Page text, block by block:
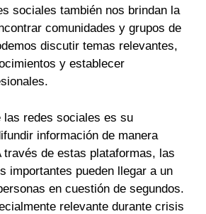
sociales también nos brindan la
comunidades y grupos de
discutir temas relevantes,
y establecer
las redes sociales es su
información de manera
través de estas plataformas, las
importantes pueden llegar a un
en cuestión de segundos.
relevante durante crisis